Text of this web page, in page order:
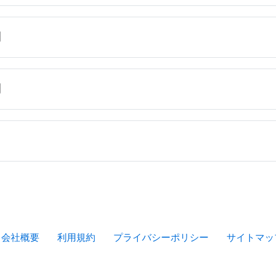
会社概要 利用規約 プライバシーポリシー サイトマ